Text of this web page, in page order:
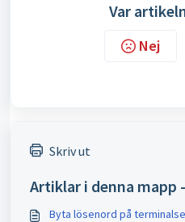
Var
Nej
Skriv ut
Artiklar i denna mapp -
Byta lösenord på